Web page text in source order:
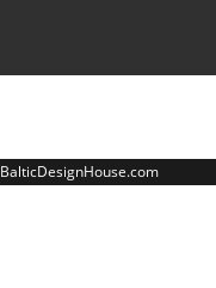
BalticDesignHouse.com